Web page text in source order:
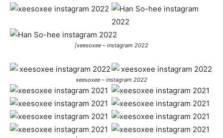
|xeesoxee – instagram 2022
xeesoxee – instagram 2022